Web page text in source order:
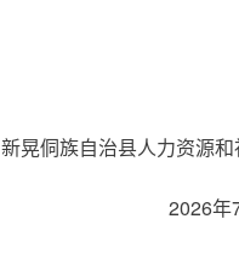
新晃侗族自治县人力资源
2026